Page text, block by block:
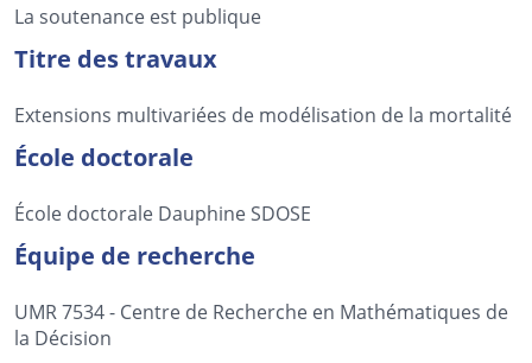
La soutenance est publique
Titre des travaux
Extensions multivariées de modélisation de la mortalité
École doctorale
École doctorale Dauphine SDOSE
Équipe de recherche
UMR 7534 - Centre de Recherche en Mathématiques de
la Décision